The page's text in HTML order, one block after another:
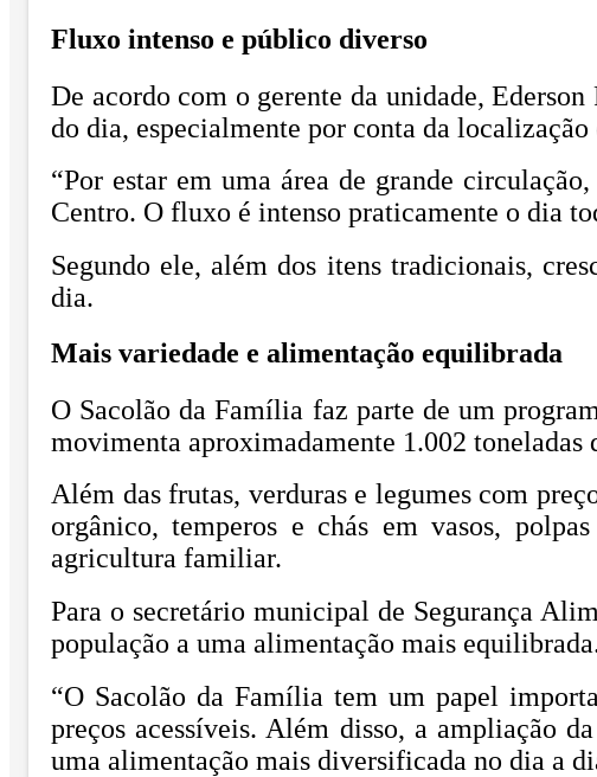
Fluxo intenso e público diverso
De acordo com o gerente da unidade,
do dia, especialmente por conta da
“Por estar em uma área de grande
Centro. O fluxo é intenso praticamente o dia
Segundo ele, além dos itens tradicionais,
dia.
Mais variedade e alimentação equilibrada
O Sacolão da Família faz parte de um
movimenta aproximadamente 1.002 toneladas
Além das frutas, verduras e legumes com
orgânico, temperos e chás em vasos,
agricultura familiar.
Para o secretário municipal de Segurança
população a uma alimentação mais
“O Sacolão da Família tem um papel
preços acessíveis. Além disso, a ampliação
uma alimentação mais diversificada no dia a